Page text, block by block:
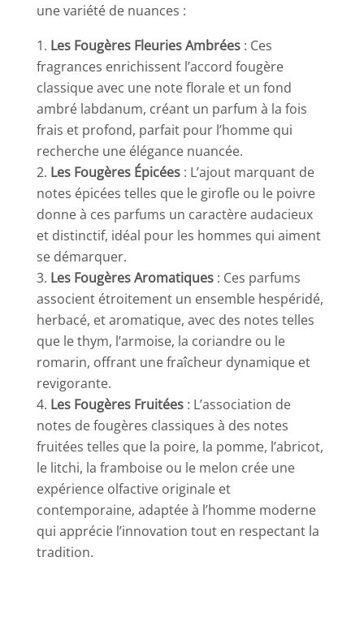
une variété de nuances :
Les Fougères Fleuries Ambrées: Ces
fragrances enrichissent l’accord fougère
classique avec une note florale et un fond
ambré labdanum, créant un parfum à la fois
frais et profond, parfait pour l’homme qui
recherche une élégance nuancée.
Les Fougères Épicées: L’ajout marquant de
notes épicées telles que le girofle ou le poivre
donne à ces parfums un caractère audacieux
et distinctif, idéal pour les hommes qui aiment
se démarquer.
Les Fougères Aromatiques: Ces parfums
associent étroitement un ensemble hespéridé,
herbacé, et aromatique, avec des notes telles
que le thym, l’armoise, la coriandre ou le
romarin, offrant une fraîcheur dynamique et
revigorante.
Les Fougères Fruitées: L’association de
notes de fougères classiques à des notes
fruitées telles que la poire, la pomme, l’abricot,
le litchi, la framboise ou le melon crée une
expérience olfactive originale et
contemporaine, adaptée à l’homme moderne
qui apprécie l’innovation tout en respectant la
tradition.